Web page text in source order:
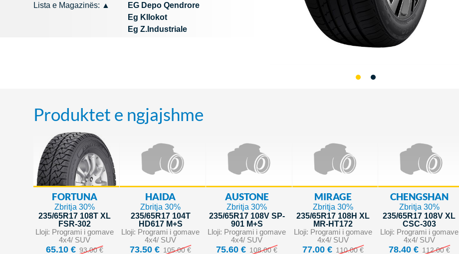
Lista e Magazinës: ▲
EG Depo Qendrore
Eg Kllokot
Eg Z.Industriale
Produktet e ngjajshme
FORTUNA
Zbritja 30%
235/65R17 108T XL
FSR-302
Lloji: Programi i gomave
4x4/ SUV
65.10 € 93.00 €
HAIDA
Zbritja 30%
235/65R17 104T
HD617 M+S
Lloji: Programi i gomave
4x4/ SUV
73.50 € 105.00 €
AUSTONE
Zbritja 30%
235/65R17 108V SP-
901 M+S
Lloji: Programi i gomave
4x4/ SUV
75.60 € 108.00 €
MIRAGE
Zbritja 30%
235/65R17 108H XL
MR-HT172
Lloji: Programi i gomave
4x4/ SUV
77.00 € 110.00 €
CHENGSHAN
Zbritja 30%
235/65R17 108V XL
CSC-303
Lloji: Programi i gomave
4x4/ SUV
78.40 € 112.00 €